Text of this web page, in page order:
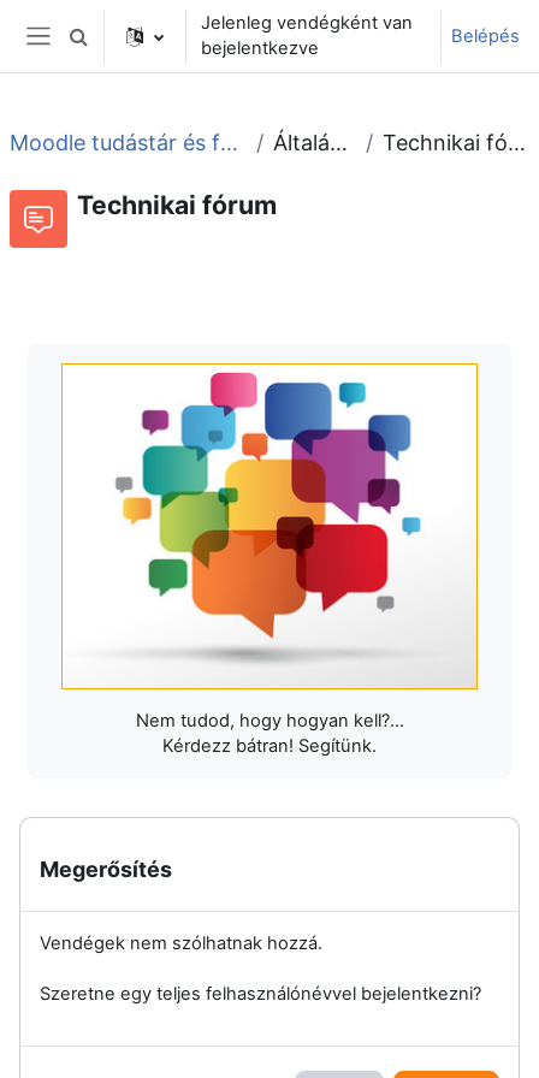
Tovább a fő tartalomhoz
Oldalpanel
Keresési bemeneti adatok váltása
Jelenleg vendégként van
bejelentkezve
Belépés
Moodle tudástár és fórum Általános Technikai fórum
Technikai fórum
Nem tudod, hogy hogyan kell?...
Kérdezz bátran! Segítünk.
Megerősítés
Vendégek nem szólhatnak hozzá.
Szeretne egy teljes felhasználónévvel bejelentkezni?